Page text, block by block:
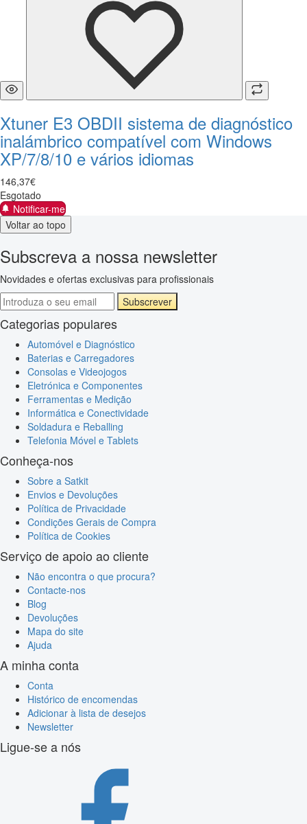
Xtuner E3 OBDII sistema de diagnóstico
inalámbrico compatível com Windows
XP/7/8/10 e vários idiomas
146,37€
Esgotado
Notificar-me
Voltar ao topo
Subscreva a nossa newsletter
Novidades e ofertas exclusivas para profissionais
Subscrever
Categorias populares
Automóvel e Diagnóstico
Baterias e Carregadores
Consolas e Videojogos
Eletrónica e Componentes
Ferramentas e Medição
Informática e Conectividade
Soldadura e Reballing
Telefonia Móvel e Tablets
Conheça-nos
Sobre a Satkit
Envios e Devoluções
Política de Privacidade
Condições Gerais de Compra
Política de Cookies
Serviço de apoio ao cliente
Não encontra o que procura?
Contacte-nos
Blog
Devoluções
Mapa do site
Ajuda
A minha conta
Conta
Histórico de encomendas
Adicionar à lista de desejos
Newsletter
Ligue-se a nós